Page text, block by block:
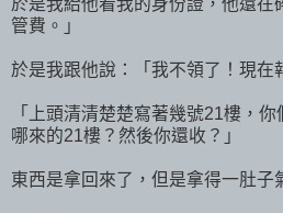
於是我給他看我的身份證，他還在
管費。」
於是我跟他說：「我不領了！現在
「上頭清清楚楚寫著幾號21樓，
哪來的21樓？然後你還收？」
東西是拿回來了，但是拿得一肚子